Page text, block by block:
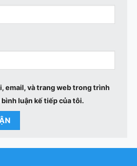
email, và trang web trong trình
luận kế tiếp của tôi.